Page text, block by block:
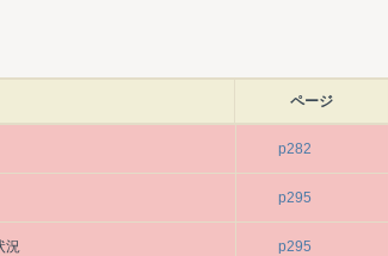
ページ
p282
p295
況 p295